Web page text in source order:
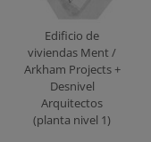
Edificio de
viviendas Ment /
Arkham Projects +
Desnivel
Arquitectos
(planta nivel 1)